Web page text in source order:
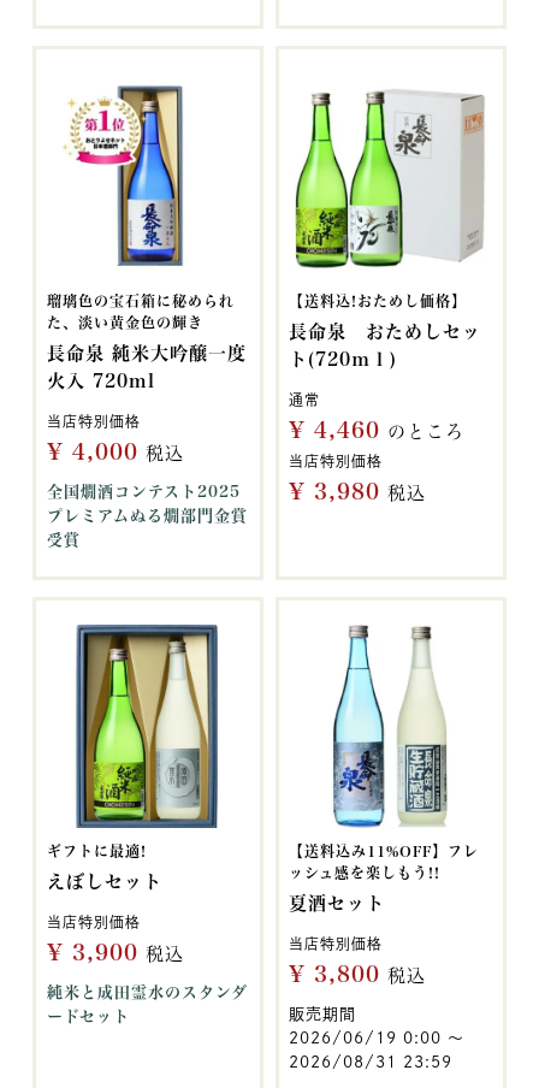
瑠璃色の宝石箱に秘められ
た、淡い黄金色の輝き
長命泉 純米大吟醸一度
火入 720ml
当店特別価格
¥ 4,000 税込
全国燗酒コンテスト2025
プレミアムぬる燗部門金賞
受賞
【送料込!おためし価格】
長命泉 おためしセッ
ト(720ｍｌ)
通常
¥ 4,460 のところ
当店特別価格
¥ 3,980 税込
ギフトに最適!
えぼしセット
当店特別価格
¥ 3,900 税込
純米と成田霊水のスタンダ
ードセット
【送料込み11%OFF】フレ
ッシュ感を楽しもう!!
夏酒セット
当店特別価格
¥ 3,800 税込
販売期間
2026/06/19 0:00 〜
2026/08/31 23:59